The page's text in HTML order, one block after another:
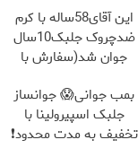
این آقای58ساله با کرم
ضدچروک جلبک10سال
جوان شد(سفارش با
بمب جوانی😱 جوانساز
جلبک اسپیرولینا با
تخفیف به مدت محدود❗